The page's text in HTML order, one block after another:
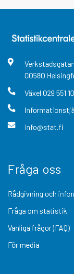
Verkstadsgatan
00580
Växel 029 551
info@stat.fi
Fråga oss
Rådgivning och
Fråga om statistik
Vanliga frågor (FAQ)
För media